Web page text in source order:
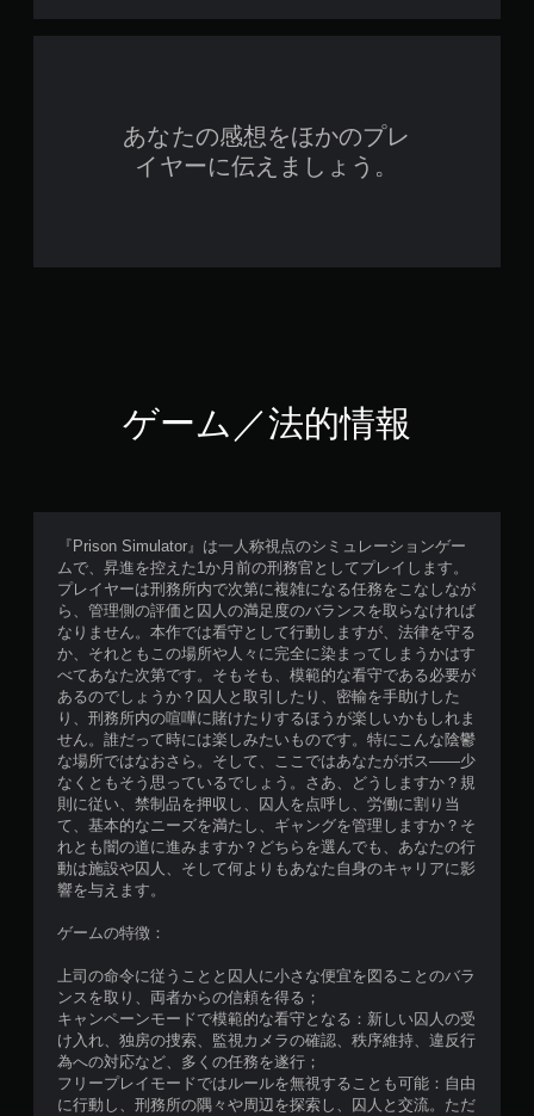
あなたの感想をほかのプレ
イヤーに伝えましょう。
ゲーム／法的情報
『Prison Simulator』は一人称視点のシミュレーションゲー
ムで、昇進を控えた1か月前の刑務官としてプレイします。
プレイヤーは刑務所内で次第に複雑になる任務をこなしなが
ら、管理側の評価と囚人の満足度のバランスを取らなければ
なりません。本作では看守として行動しますが、法律を守る
か、それともこの場所や人々に完全に染まってしまうかはす
べてあなた次第です。そもそも、模範的な看守である必要が
あるのでしょうか？囚人と取引したり、密輸を手助けした
り、刑務所内の喧嘩に賭けたりするほうが楽しいかもしれま
せん。誰だって時には楽しみたいものです。特にこんな陰鬱
な場所ではなおさら。そして、ここではあなたがボス——少
なくともそう思っているでしょう。さあ、どうしますか？規
則に従い、禁制品を押収し、囚人を点呼し、労働に割り当
て、基本的なニーズを満たし、ギャングを管理しますか？そ
れとも闇の道に進みますか？どちらを選んでも、あなたの行
動は施設や囚人、そして何よりもあなた自身のキャリアに影
響を与えます。
ゲームの特徴：
上司の命令に従うことと囚人に小さな便宜を図ることのバラ
ンスを取り、両者からの信頼を得る；
キャンペーンモードで模範的な看守となる：新しい囚人の受
け入れ、独房の捜索、監視カメラの確認、秩序維持、違反行
為への対応など、多くの任務を遂行；
フリープレイモードではルールを無視することも可能：自由
に行動し、刑務所の隅々や周辺を探索し、囚人と交流。ただ